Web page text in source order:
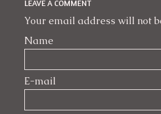
LEAVE A COMMENT
Your email address will not
Name
E-mail